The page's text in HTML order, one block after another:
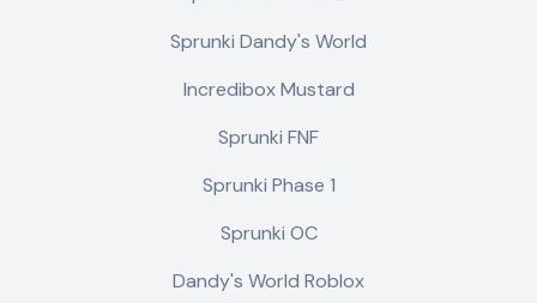
Sprunki Dandy's World
Incredibox Mustard
Sprunki FNF
Sprunki Phase 1
Sprunki OC
Dandy's World Roblox